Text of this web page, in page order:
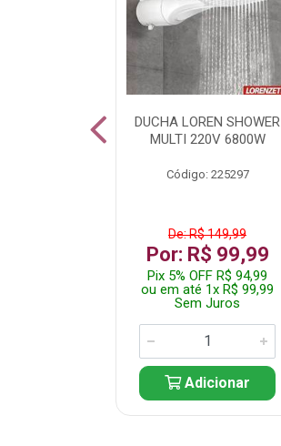
DUCHA LOREN SHOWER
MULTI 220V 6800W
Código: 225297
De: R$ 149,99
Por: R$ 99,99
Pix 5% OFF R$ 94,99
ou em até 1x R$ 99,99
Sem Juros
Adicionar